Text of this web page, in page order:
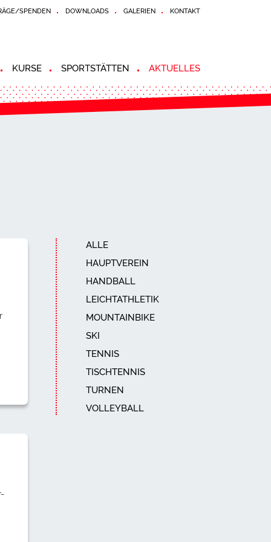
SPENDEN DOWNLOADS GALERIEN KONTAKT
KURSE SPORTSTÄTTEN AKTUELLES
ALLE
HAUPTVEREIN
HANDBALL
LEICHTATHLETIK
MOUNTAINBIKE
SKI
TENNIS
TISCHTENNIS
TURNEN
VOLLEYBALL